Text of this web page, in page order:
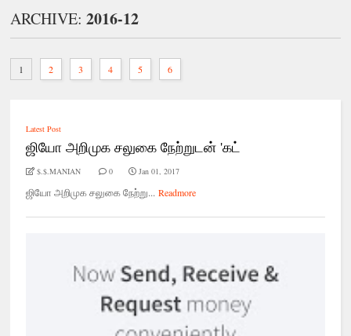
ARCHIVE:2016-12
1 2 3 4 5 6
Latest Post
ஜியோ அறிமுக சலுகை நேற்றுடன் 'கட்
$.$.MANIAN 0 Jan 01, 2017
ஜியோ அறிமுக சலுகை நேற்று... Readmore